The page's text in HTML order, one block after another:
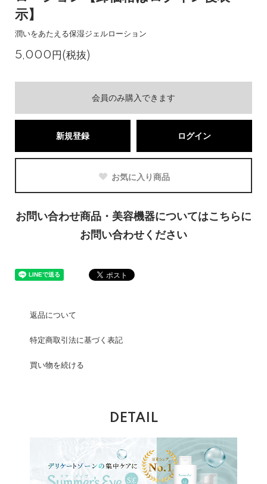
示】
潤いをあたえる保湿ジェルローション
5,000円(税抜)
会員のみ購入できます
新規登録 ログイン
お気に入り商品
お問い合わせ商品・美容機器についてはこちらに
お問い合わせください
返品について
特定商取引法に基づく表記
買い物を続ける
DETAIL